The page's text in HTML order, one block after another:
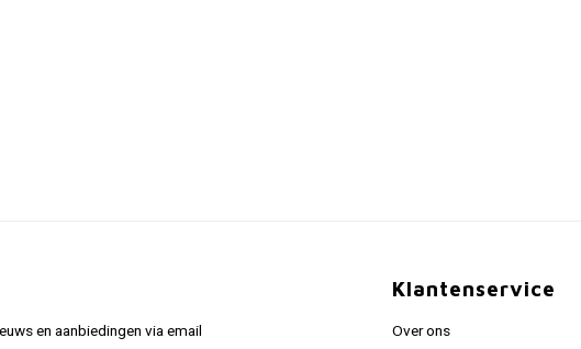
en aanbiedingen via email
Klantenservice
Over ons